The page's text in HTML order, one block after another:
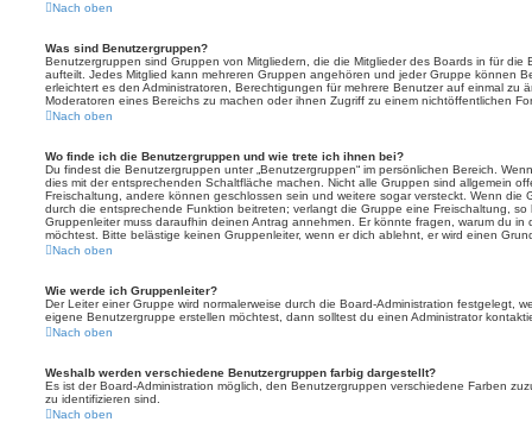
Nach oben
Was sind Benutzergruppen?
Benutzergruppen sind Gruppen von Mitgliedern, die die Mitglieder des Boards in für die
aufteilt. Jedes Mitglied kann mehreren Gruppen angehören und jeder Gruppe können
erleichtert es den Administratoren, Berechtigungen für mehrere Benutzer auf einmal zu
Moderatoren eines Bereichs zu machen oder ihnen Zugriff zu einem nichtöffentlichen
Nach oben
Wo finde ich die Benutzergruppen und wie trete ich ihnen bei?
Du findest die Benutzergruppen unter „Benutzergruppen“ im persönlichen Bereich.
dies mit der entsprechenden Schaltfläche machen. Nicht alle Gruppen sind allgemein
Freischaltung, andere können geschlossen sein und weitere sogar versteckt. Wenn die
durch die entsprechende Funktion beitreten; verlangt die Gruppe eine Freischaltung,
Gruppenleiter muss daraufhin deinen Antrag annehmen. Er könnte fragen, warum du in
möchtest. Bitte belästige keinen Gruppenleiter, wenn er dich ablehnt, er wird einen
Nach oben
Wie werde ich Gruppenleiter?
Der Leiter einer Gruppe wird normalerweise durch die Board-Administration festgelegt,
eigene Benutzergruppe erstellen möchtest, dann solltest du einen Administrator
Nach oben
Weshalb werden verschiedene Benutzergruppen farbig dargestellt?
Es ist der Board-Administration möglich, den Benutzergruppen verschiedene Farben
zu identifizieren sind.
Nach oben